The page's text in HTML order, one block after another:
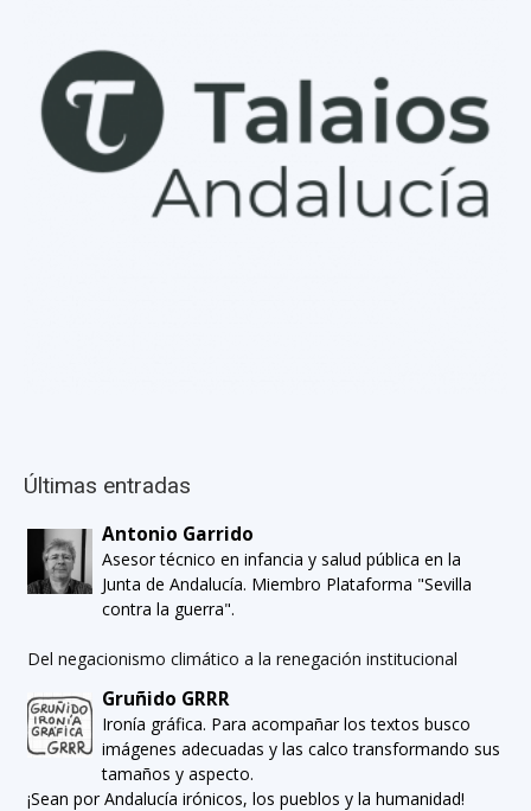
Últimas entradas
Antonio Garrido
Asesor técnico en infancia y salud pública en la
Junta de Andalucía. Miembro Plataforma "Sevilla
contra la guerra".
Del negacionismo climático a la renegación institucional
Gruñido GRRR
Ironía gráfica. Para acompañar los textos busco
imágenes adecuadas y las calco transformando sus
tamaños y aspecto.
¡Sean por Andalucía irónicos, los pueblos y la humanidad!